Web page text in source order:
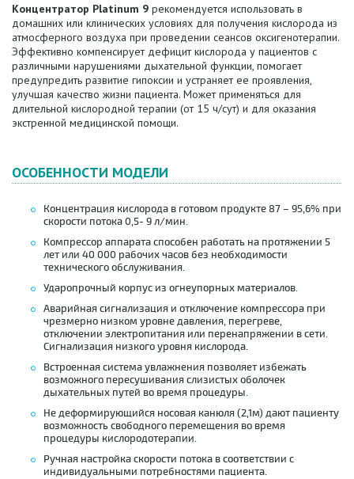
Концентратор Platinum 9 рекомендуется использовать в
домашних или клинических условиях для получения кислорода из
атмосферного воздуха при проведении сеансов оксигенотерапии.
Эффективно компенсирует дефицит кислорода у пациентов с
различными нарушениями дыхательной функции, помогает
предупредить развитие гипоксии и устраняет ее проявления,
улучшая качество жизни пациента. Может применяться для
длительной кислородной терапии (от 15 ч/сут) и для оказания
экстренной медицинской помощи.
ОСОБЕННОСТИ МОДЕЛИ
Концентрация кислорода в готовом продукте 87 – 95,6% при
скорости потока 0,5- 9 л/мин.
Компрессор аппарата способен работать на протяжении 5
лет или 40 000 рабочих часов без необходимости
технического обслуживания.
Ударопрочный корпус из огнеупорных материалов.
Аварийная сигнализация и отключение компрессора при
чрезмерно низком уровне давления, перегреве,
отключении электропитания или перенапряжении в сети.
Сигнализация низкого уровня кислорода.
Встроенная система увлажнения позволяет избежать
возможного пересушивания слизистых оболочек
дыхательных путей во время процедуры.
Не деформирующийся носовая канюля (2,1м) дают пациенту
возможность свободного перемещения во время
процедуры кислородотерапии.
Ручная настройка скорости потока в соответствии с
индивидуальными потребностями пациента.